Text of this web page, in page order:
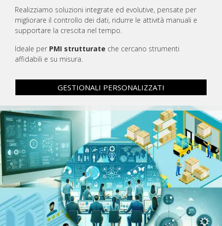
Realizziamo soluzioni integrate ed evolutive, pensate per
migliorare il controllo dei dati, ridurre le attività manuali e
supportare la crescita nel tempo.
Ideale per PMI strutturate che cercano strumenti
affidabili e su misura.
GESTIONALI PERSONALIZZATI